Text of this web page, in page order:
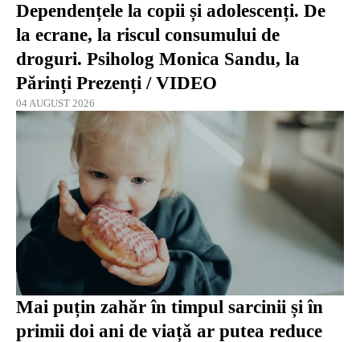
Dependențele la copii și adolescenți. De
la ecrane, la riscul consumului de
droguri. Psiholog Monica Sandu, la
Părinți Prezenți / VIDEO
04 AUGUST 2026
Mai puțin zahăr în timpul sarcinii și în
primii doi ani de viață ar putea reduce